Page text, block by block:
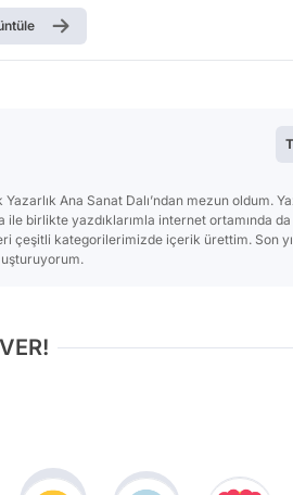
Ana Sanat Dalı’ndan mezun oldum.
birlikte yazdıklarımla internet ortamında
çeşitli kategorilerimizde içerik ürettim. Son